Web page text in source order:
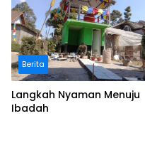
Berita
Langkah Nyaman Menuju
Ibadah